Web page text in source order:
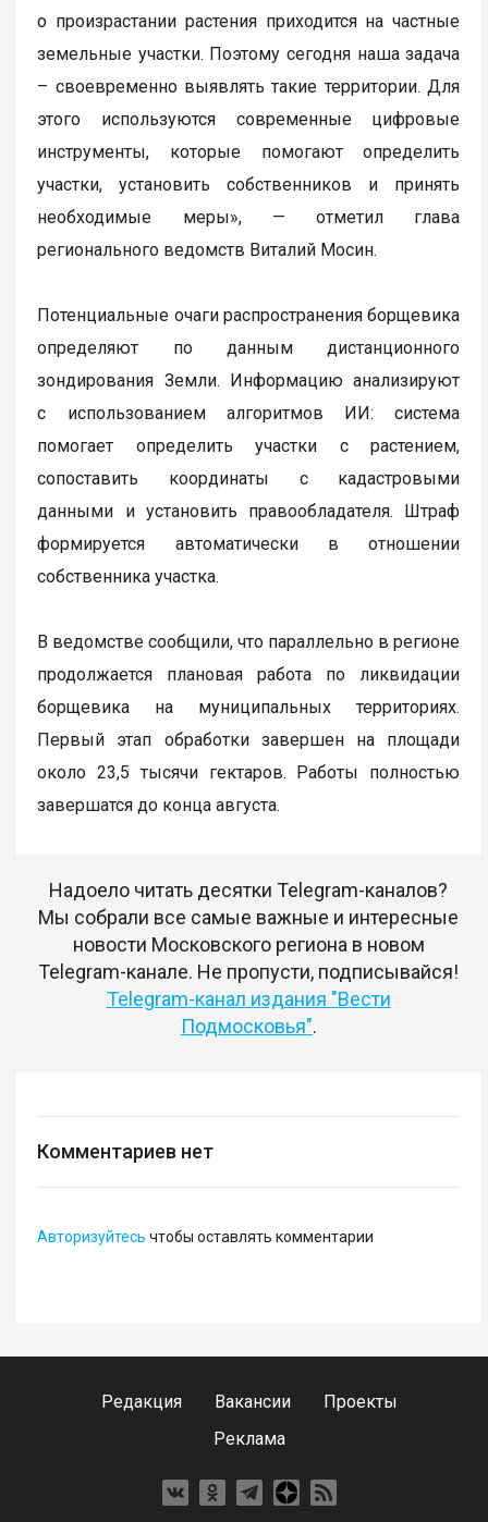
о произрастании растения приходится на частные
земельные участки. Поэтому сегодня наша задача
– своевременно выявлять такие территории. Для
этого используются современные цифровые
инструменты, которые помогают определить
участки, установить собственников и принять
необходимые меры», — отметил глава
регионального ведомств Виталий Мосин.
Потенциальные очаги распространения борщевика
определяют по данным дистанционного
зондирования Земли. Информацию анализируют
с использованием алгоритмов ИИ: система
помогает определить участки с растением,
сопоставить координаты с кадастровыми
данными и установить правообладателя. Штраф
формируется автоматически в отношении
собственника участка.
В ведомстве сообщили, что параллельно в регионе
продолжается плановая работа по ликвидации
борщевика на муниципальных территориях.
Первый этап обработки завершен на площади
около 23,5 тысячи гектаров. Работы полностью
завершатся до конца августа.
Надоело читать десятки Telegram-каналов?
Мы собрали все самые важные и интересные
новости Московского региона в новом
Telegram-канале. Не пропусти, подписывайся!
Telegram-канал издания "Вести
Подмосковья".
Комментариев нет
Авторизуйтесь чтобы оставлять комментарии
Редакция Вакансии
Проекты
Реклама